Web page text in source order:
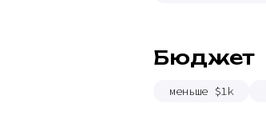
Бюджет
меньше $1k